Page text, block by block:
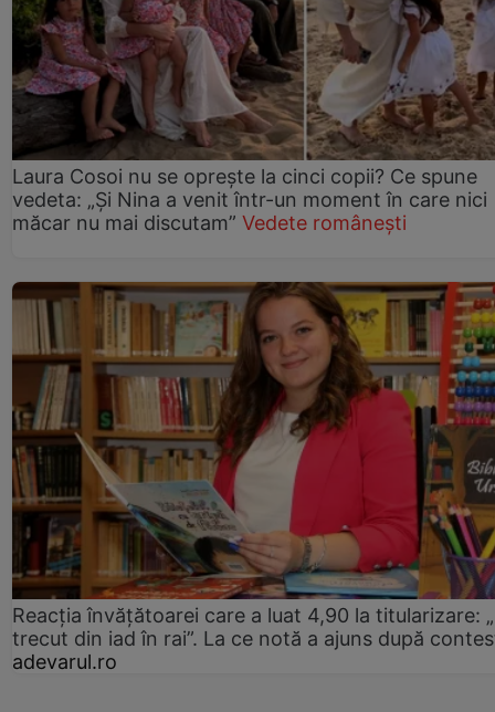
Laura Cosoi nu se oprește la cinci copii? Ce spune
vedeta: „Și Nina a venit într-un moment în care nici
măcar nu mai discutam” Vedete românești
Reacția învățătoarei care a luat 4,90 la titularizare:
trecut din iad în rai”. La ce notă a ajuns după
adevarul.ro